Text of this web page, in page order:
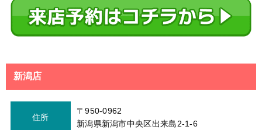
新潟店
住所
〒950-0962
新潟県新潟市中央区出来島2-1-6